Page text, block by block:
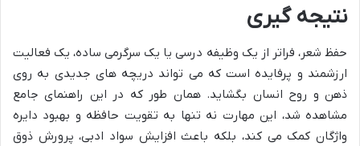
نتیجه گیری
حفظ شعر، فراتر از یک وظیفه درسی یا یک سرگرمی ساده، یک فعالیت
ارزشمند و پرفایده است که می تواند دریچه های جدیدی به روی
ذهن و روح انسان بگشاید. همان طور که در این راهنمای جامع
مشاهده شد، این مهارت نه تنها به تقویت حافظه و بهبود دایره
واژگان کمک می کند، بلکه باعث افزایش سواد ادبی، پرورش ذوق